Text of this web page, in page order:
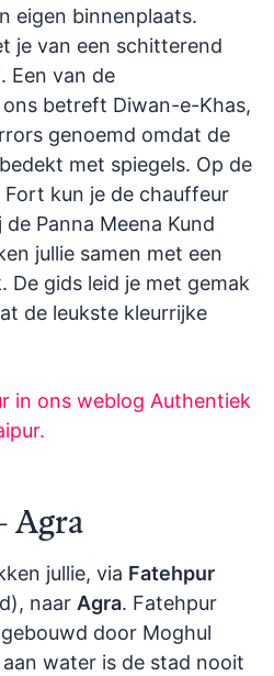
eigen binnenplaats.
je van een schitterend
Een van de
betreft Diwan-e-Khas,
genoemd omdat de
met spiegels. Op de
kun je de chauffeur
Panna Meena Kund
jullie samen met een
De gids leid je met gemak
de leukste kleurrijke
in ons weblog Authentiek
Agra
jullie, via Fatehpur
naar Agra. Fatehpur
door Moghul
water is de stad nooit